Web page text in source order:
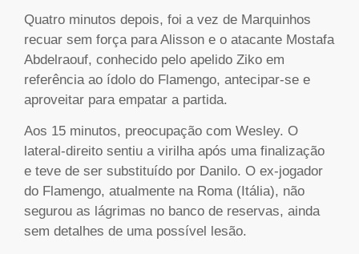
Quatro minutos depois, foi a vez de Marquinhos
recuar sem força para Alisson e o atacante Mostafa
Abdelraouf, conhecido pelo apelido Ziko em
referência ao ídolo do Flamengo, antecipar-se e
aproveitar para empatar a partida.
Aos 15 minutos, preocupação com Wesley. O
lateral-direito sentiu a virilha após uma finalização
e teve de ser substituído por Danilo. O ex-jogador
do Flamengo, atualmente na Roma (Itália), não
segurou as lágrimas no banco de reservas, ainda
sem detalhes de uma possível lesão.